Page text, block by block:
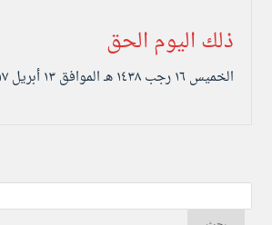
ذلك اليوم الحق
الخميس ۱٦ رجب ۱٤۳۸ هـ الموافق ۱۳ أبريل ۲۰۱۷ مـ |